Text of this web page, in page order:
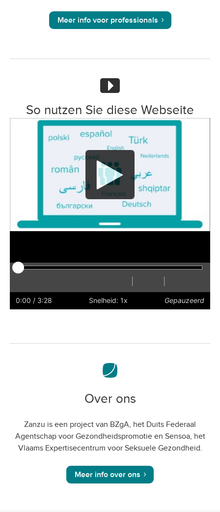
Meer info voor professionals
So nutzen Sie diese Webseite
Verberg
ondertiteling
SnellerLangzamer
naar
volledig
0:00 / 3:28 Snelheid: 1x Gepauzeerd
Over ons
Zanzu is een project van BZgA, het Duits Federaal
Agentschap voor Gezondheidspromotie en Sensoa, het
Vlaams Expertisecentrum voor Seksuele Gezondheid.
Meer info over ons